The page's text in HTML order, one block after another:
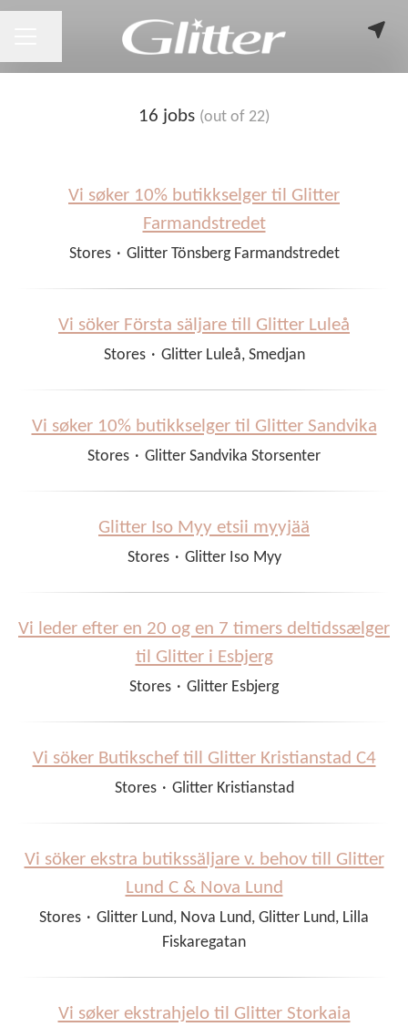
16 jobs (out of 22)
Vi søker 10% butikkselger til Glitter
Farmandstredet
Stores · Glitter Tönsberg Farmandstredet
Vi söker Första säljare till Glitter Luleå
Stores · Glitter Luleå, Smedjan
Vi søker 10% butikkselger til Glitter Sandvika
Stores · Glitter Sandvika Storsenter
Glitter Iso Myy etsii myyjää
Stores · Glitter Iso Myy
Vi leder efter en 20 og en 7 timers deltidssælger
til Glitter i Esbjerg
Stores · Glitter Esbjerg
Vi söker Butikschef till Glitter Kristianstad C4
Stores · Glitter Kristianstad
Vi söker ekstra butikssäljare v. behov till Glitter
Lund C & Nova Lund
Stores · Glitter Lund, Nova Lund, Glitter Lund, Lilla
Fiskaregatan
Vi søker ekstrahjelo til Glitter Storkaia